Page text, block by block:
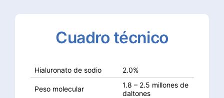
Cuadro técnico
Hialuronato de sodio 2.0%
Peso molecular
1.8 – 2.5 millones de
daltones